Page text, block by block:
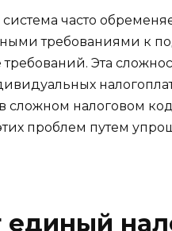
часто
требованиями к
Эта
сложном налоговом
проблем путем
единый